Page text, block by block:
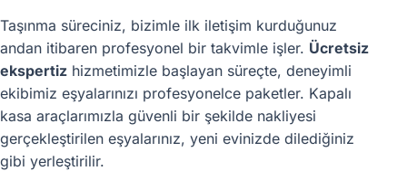
Taşınma süreciniz, bizimle ilk iletişim kurduğunuz
andan itibaren profesyonel bir takvimle işler. Ücretsiz
ekspertiz hizmetimizle başlayan süreçte, deneyimli
ekibimiz eşyalarınızı profesyonelce paketler. Kapalı
kasa araçlarımızla güvenli bir şekilde nakliyesi
gerçekleştirilen eşyalarınız, yeni evinizde dilediğiniz
gibi yerleştirilir.